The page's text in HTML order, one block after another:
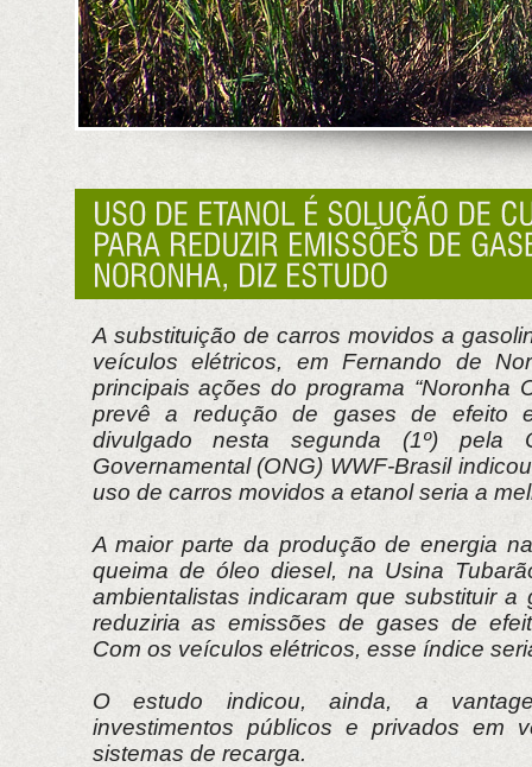
A substituição de carros movidos a
veículos elétricos, em Fernando de
principais ações do programa “Noronha
prevê a redução de gases de efeito
divulgado nesta segunda (1º) pela
Governamental (ONG) WWF-Brasil
uso de carros movidos a etanol seria a
A maior parte da produção de energia
queima de óleo diesel, na Usina
ambientalistas indicaram que substituir a
reduziria as emissões de gases de
Com os veículos elétricos, esse índice
O estudo indicou, ainda, a
investimentos públicos e privados em
sistemas de recarga.